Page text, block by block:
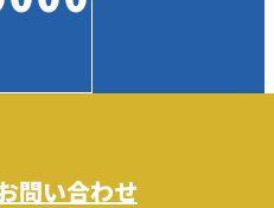
問い合わせ